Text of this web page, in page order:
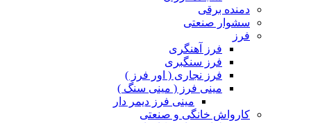
دمنده برقی
سشوار صنعتی
فرز
فرز آهنگری
فرز سنگبری
فرز نجاری ( اور فرز )
مینی فرز ( مینی سنگ )
مینی فرز دیمر دار
کارواش خانگی و صنعتی